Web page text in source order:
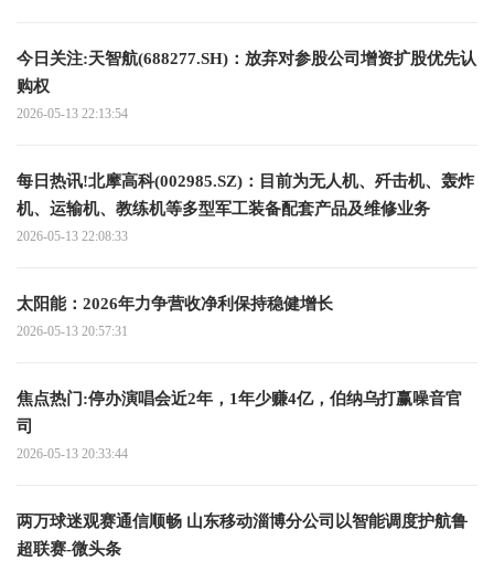
今日关注:天智航(688277.SH)：放弃对参股公司增资扩股优先认
购权
2026-05-13 22:13:54
每日热讯!北摩高科(002985.SZ)：目前为无人机、歼击机、轰炸
机、运输机、教练机等多型军工装备配套产品及维修业务
2026-05-13 22:08:33
太阳能：2026年力争营收净利保持稳健增长
2026-05-13 20:57:31
焦点热门:停办演唱会近2年，1年少赚4亿，伯纳乌打赢噪音官
司
2026-05-13 20:33:44
两万球迷观赛通信顺畅 山东移动淄博分公司以智能调度护航鲁
超联赛-微头条